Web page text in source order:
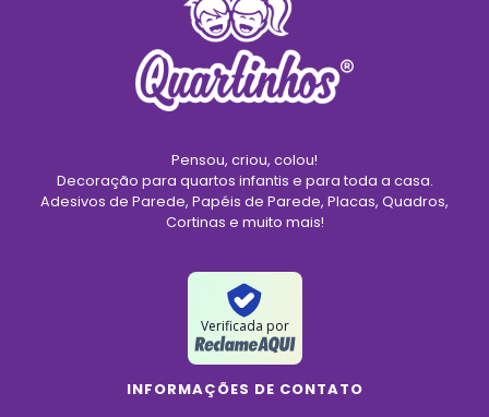
Pensou, criou, colou!
Decoração para quartos infantis e para toda a casa.
Adesivos de Parede, Papéis de Parede, Placas, Quadros,
Cortinas e muito mais!
Verificada por
INFORMAÇÕES DE CONTATO